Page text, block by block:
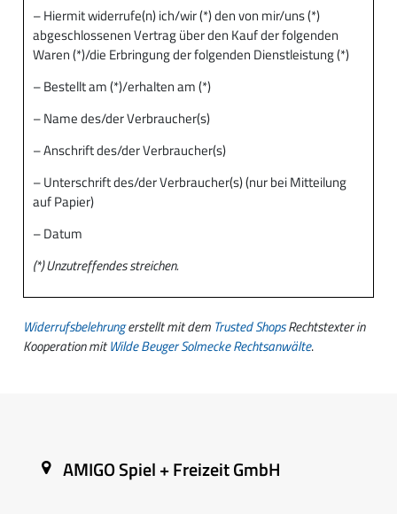
– Hiermit widerrufe(n) ich/wir (*) den von mir/uns (*)
abgeschlossenen Vertrag über den Kauf der folgenden
Waren (*)/die Erbringung der folgenden Dienstleistung (*)
– Bestellt am (*)/erhalten am (*)
– Name des/der Verbraucher(s)
– Anschrift des/der Verbraucher(s)
– Unterschrift des/der Verbraucher(s) (nur bei Mitteilung
auf Papier)
– Datum
(*) Unzutreffendes streichen.
Widerrufsbelehrungerstellt mit dem Trusted ShopsRechtstexter in
Kooperation mitWilde Beuger Solmecke Rechtsanwälte.
AMIGO Spiel + Freizeit GmbH